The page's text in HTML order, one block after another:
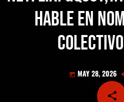
LA CAMPESINA 106.3 FM
LA CAMPESINA 92.5 FM
LA CAMPESINA 104.5 FM
hable en
today MAY 28, 2026
share
email